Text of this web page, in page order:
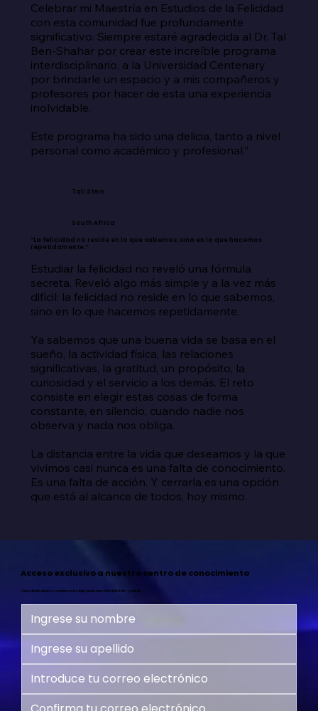
Celebrar mi Maestría en Estudios de la Felicidad
con esta comunidad fue profundamente
significativo. Siempre estaré agradecida al Dr. Tal
Ben-Shahar por crear este increíble programa
interdisciplinario, a la Universidad Centenary
por brindarle un espacio y a mis compañeros y
profesores por hacer de esta una experiencia
inolvidable.
Este programa ha sido una delicia, tanto a nivel
personal como académico y profesional.”
Tali Stein
South Africa
“La felicidad no reside en lo que sabemos, sino en lo que hacemos
repetidamente.”
Estudiar la felicidad no reveló una fórmula
secreta. Reveló algo más simple y a la vez más
difícil: la felicidad no reside en lo que sabemos,
sino en lo que hacemos repetidamente.
Ya sabemos que una buena vida se basa en el
sueño, la actividad física, las relaciones
significativas, la gratitud, un propósito, la
curiosidad y el servicio a los demás. El reto
consiste en elegir estas cosas de forma
constante, en silencio, cuando nadie nos
observa y nada nos obliga.
La distancia entre la vida que deseamos y la que
vivimos casi nunca es una falta de conocimiento.
Es una falta de acción. Y cerrarla es una opción
que está al alcance de todos, hoy mismo.
Acceso exclusivo a nuestro centro de conocimiento
¡Suscríbete ahora y comienza tu viaje hacia una vida más feliz y plena!